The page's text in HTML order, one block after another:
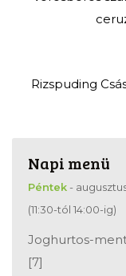
Rizspuding
Napi menü
péntek -
(11:30-tól 14:00-ig)
Joghurtos-
[7]